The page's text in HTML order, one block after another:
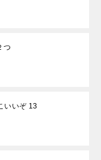
つ
いいぞ 13